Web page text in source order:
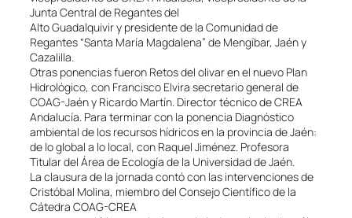
Junta Central de Regantes del
Alto Guadalquivir y presidente de la Comunidad de
Regantes “Santa María Magdalena” de Mengíbar, Jaén y
Cazalilla.
Otras ponencias fueron Retos del olivar en el nuevo Plan
Hidrológico, con Francisco Elvira secretario general de
COAG-Jaén y Ricardo Martín. Director técnico de CREA
Andalucía. Para terminar con la ponencia Diagnóstico
ambiental de los recursos hídricos en la provincia de Jaén:
de lo global a lo local, con Raquel Jiménez. Profesora
Titular del Área de Ecología de la Universidad de Jaén.
La clausura de la jornada contó con las intervenciones de
Cristóbal Molina, miembro del Consejo Científico de la
Cátedra COAG-CREA